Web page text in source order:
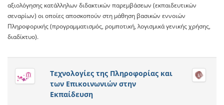
αξιολόγησης κατάλληλων διδακτικών παρεμβάσεων (εκπαιδευτικών
σεναρίων) οι οποίες αποσκοπούν στη μάθηση βασικών εννοιών
Πληροφορικής (προγραμματισμός, ρομποτική, λογισμικά γενικής χρήσης,
διαδίκτυο).
Τεχνολογίες της Πληροφορίας και
των Επικοινωνιών στην
Εκπαίδευση